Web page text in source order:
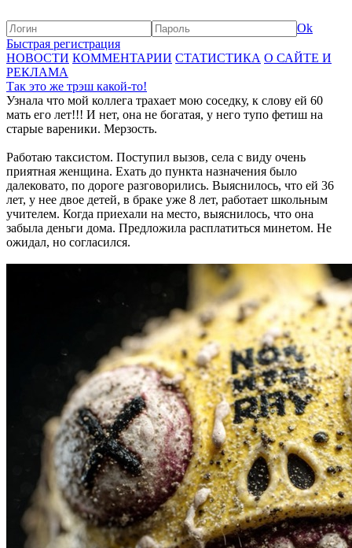
Ok
Быстрая регистрация
НОВОСТИ КОММЕНТАРИИ СТАТИСТИКА О САЙТЕ И
РЕКЛАМА
Так это же трэш какой-то!
Узнала что мой коллега трахает мою соседку, к слову ей 60
мать его лет!!! И нет, она не богатая, у него тупо фетиш на
старые вареники. Мерзость.
Работаю таксистом. Поступил вызов, села с виду очень
приятная женщина. Ехать до пункта назначения было
далековато, по дороге разговорились. Выяснилось, что ей 36
лет, у нее двое детей, в браке уже 8 лет, работает школьным
учителем. Когда приехали на место, выяснилось, что она
забыла деньги дома. Предложила расплатиться минетом. Не
ожидал, но согласился.